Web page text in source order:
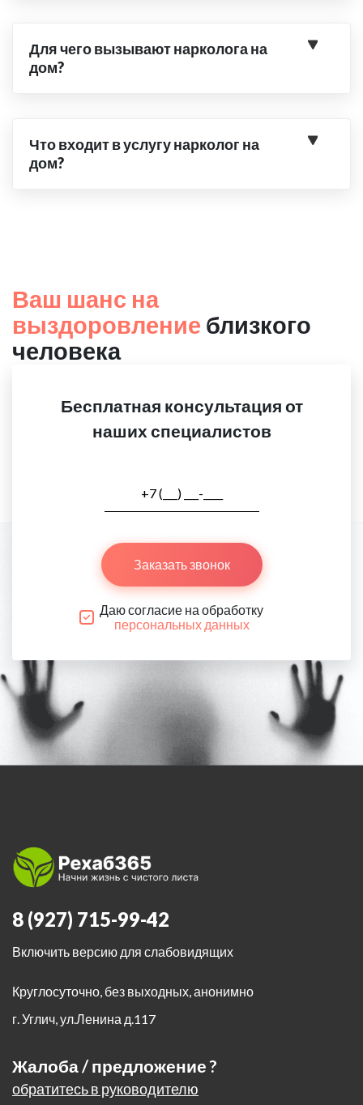
Для чего вызывают нарколога на
дом?
Что входит в услугу нарколог на
дом?
Ваш шанс на
выздоровление близкого
человека
Бесплатная консультация от
наших специалистов
Заказать звонок
Даю согласие на обработку
персональных данных
8 (927) 715-99-42
Включить версию для слабовидящих
Круглосуточно, без выходных, анонимно
г. Углич,ул.Ленина д.117
Жалоба / предложение ?
обратитесь в руководителю